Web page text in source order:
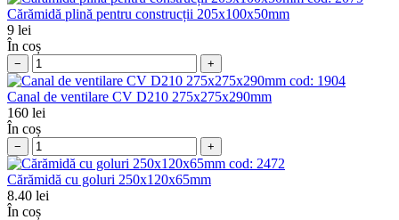
Cărămidă plină pentru construcții 205x100x50mm
9 lei
În coș
− +
cod: 1904
Canal de ventilare CV D210 275x275x290mm
160 lei
În coș
− +
cod: 2472
Cărămidă cu goluri 250x120x65mm
8.40 lei
În coș